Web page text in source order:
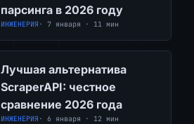
парсинга в 2026 году
ИНЖЕНЕРИЯ · 7 января · 11 мин
Лучшая альтернатива
ScraperAPI: честное
сравнение 2026 года
ИНЖЕНЕРИЯ · 6 января · 12 мин